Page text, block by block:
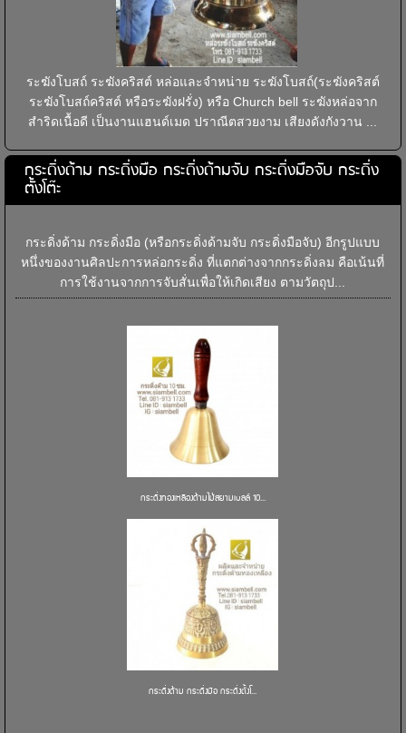
ระฆังโบสถ์ ระฆังคริสต์ หล่อและจำหน่าย ระฆังโบสถ์(ระฆังคริสต์
ระฆังโบสถ์คริสต์ หรือระฆังฝรั่ง) หรือ Church bell ระฆังหล่อจาก
สำริดเนื้อดี เป็นงานแฮนด์เมด ปราณีตสวยงาม เสียงดังกังวาน ...
กระดิ่งด้าม กระดิ่งมือ กระดิ่งด้ามจับ กระดิ่งมือจับ กระดิ่ง
ตั้งโต๊ะ
กระดิ่งด้าม กระดิ่งมือ (หรือกระดิ่งด้ามจับ กระดิ่งมือจับ) อีกรูปแบบ
หนึ่งของงานศิลปะการหล่อกระดิ่ง ที่แตกต่างจากกระดิ่งลม คือเน้นที่
การใช้งานจากการจับสั่นเพื่อให้เกิดเสียง ตามวัตถุป...
กระดิ่งทองเหลืองด้ามไม้สยามเบลล์ 10...
กระดิ่งด้าม กระดิ่งมือ กระดิ่งตั้งโ...